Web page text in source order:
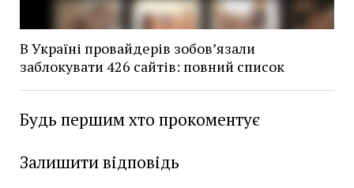
В Україні провайдерів зобов’язали
заблокувати 426 сайтів: повний список
Будь першим хто прокоментує
Залишити відповідь